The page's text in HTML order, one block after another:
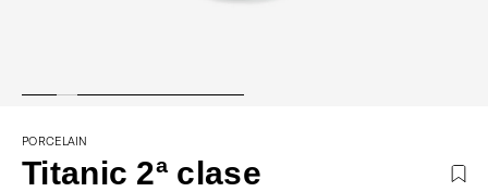
PORCELAIN
Titanic 2ª clase